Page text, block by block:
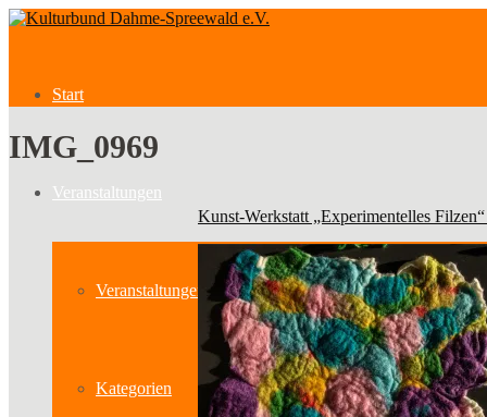
Start
Veranstaltungen
Veranstaltungen
Kategorien
IMG_0969
Kunst-Werkstatt „Experimentelles Filzen“